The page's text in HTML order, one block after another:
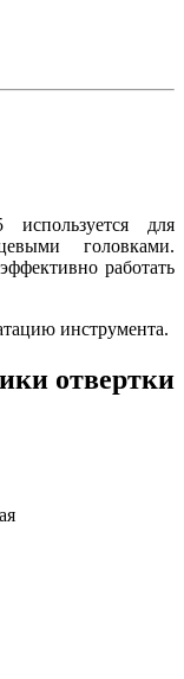
для
головками.
работать
инструмента.
отвертки